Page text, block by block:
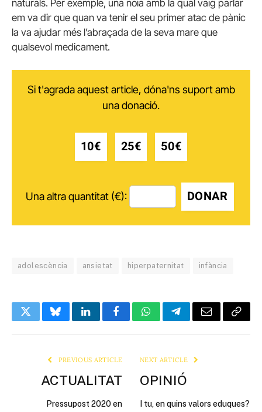
naturals. Per exemple, una noia amb la qual vaig parlar
em va dir que quan va tenir el seu primer atac de pànic
la va ajudar més l’abraçada de la seva mare que
qualsevol medicament.
Si t'agrada aquest article, dóna'ns suport amb
una donació.
10€ 25€ 50€
Una altra quantitat (€): DONAR
adolescència ansietat hiperpaternitat infància
TwitterBlueskyLinkedInFacebookWhatsAppTelegramEmail Copy
PREVIOUS ARTICLE
ACTUALITAT
Pressupost 2020 en
NEXT ARTICLE
OPINIÓ
I tu, en quins valors eduques?